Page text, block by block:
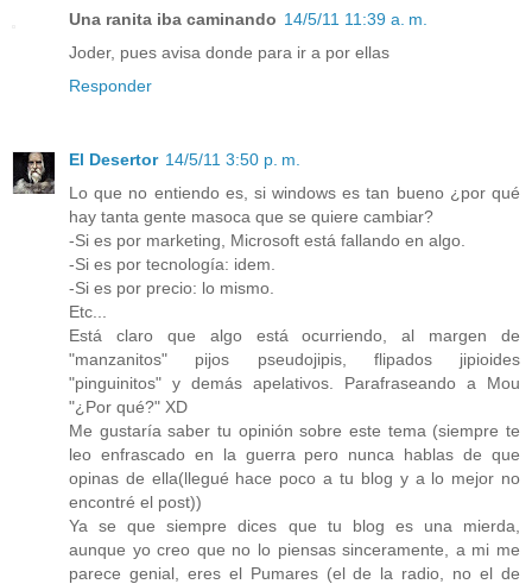
Una ranita iba caminando 14/5/11 11:39 a. m.
Joder, pues avisa donde para ir a por ellas
Responder
El Desertor 14/5/11 3:50 p. m.
Lo que no entiendo es, si windows es tan bueno ¿por qué
hay tanta gente masoca que se quiere cambiar?
-Si es por marketing, Microsoft está fallando en algo.
-Si es por tecnología: idem.
-Si es por precio: lo mismo.
Etc...
Está claro que algo está ocurriendo, al margen de
"manzanitos" pijos pseudojipis, flipados jipioides
"pinguinitos" y demás apelativos. Parafraseando a Mou
"¿Por qué?" XD
Me gustaría saber tu opinión sobre este tema (siempre te
leo enfrascado en la guerra pero nunca hablas de que
opinas de ella(llegué hace poco a tu blog y a lo mejor no
encontré el post))
Ya se que siempre dices que tu blog es una mierda,
aunque yo creo que no lo piensas sinceramente, a mi me
parece genial, eres el Pumares (el de la radio, no el de